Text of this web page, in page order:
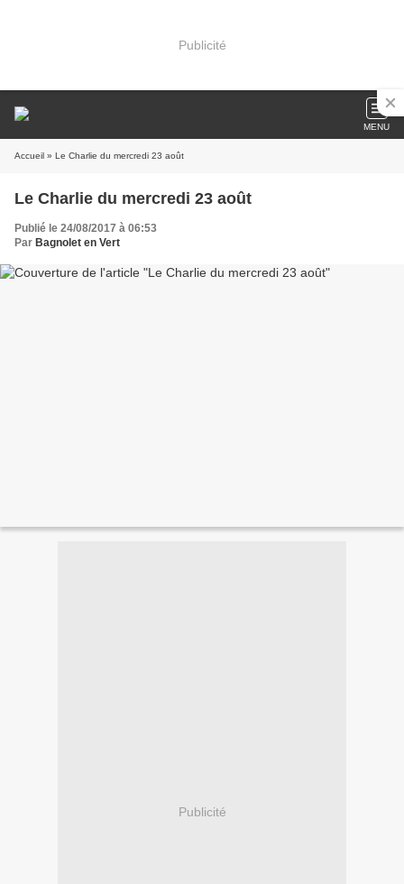
Publicité
MENU
Accueil » Le Charlie du mercredi 23 août
Le Charlie du mercredi 23 août
Publié le 24/08/2017 à 06:53
Par Bagnolet en Vert
Publicité